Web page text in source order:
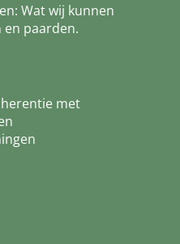
Wat wij kunnen
en paarden.
met